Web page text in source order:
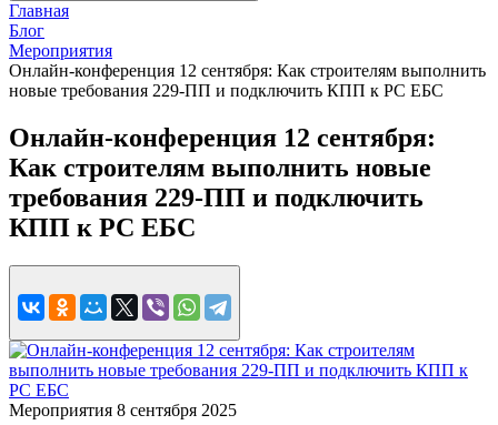
Главная
Блог
Мероприятия
Онлайн-конференция 12 сентября: Как строителям выполнить
новые требования 229‑ПП и подключить КПП к РС ЕБС
Онлайн-конференция 12 сентября:
Как строителям выполнить новые
требования 229‑ПП и подключить
КПП к РС ЕБС
Мероприятия 8 сентября 2025